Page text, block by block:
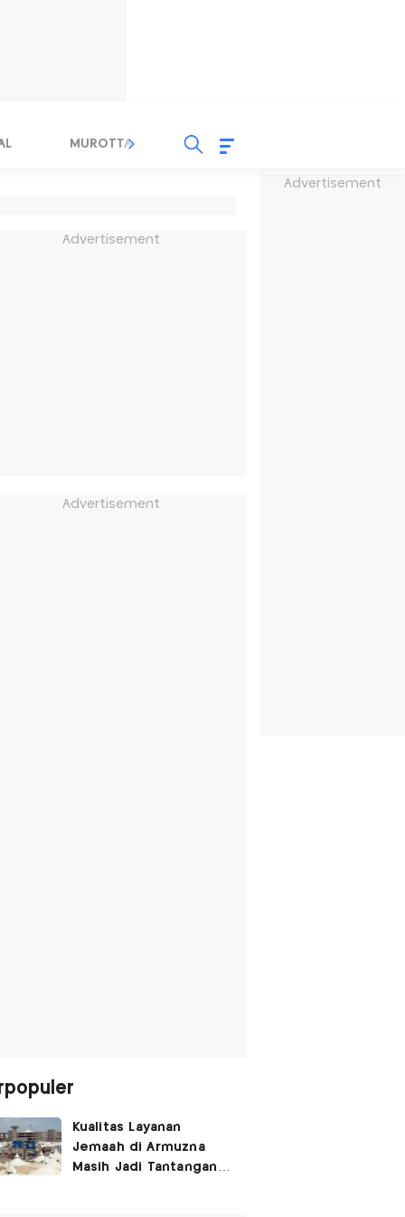
Advertisement
MUROTTAL TAUSYIAH
Advertisement
Advertisement
Kualitas Layanan
Jemaah di Armuzna
Masih Jadi Tantangan